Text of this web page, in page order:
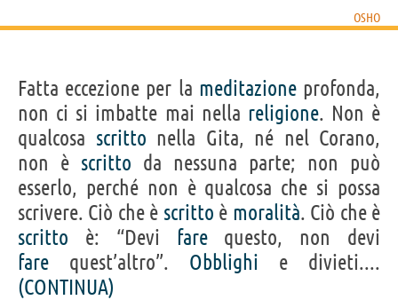
OSHO
Fatta eccezione per la meditazioneprofonda,
non ci si imbatte mai nella religione. Non è
qualcosa scritto nella Gita, né nel Corano,
non è scritto da nessuna parte; non può
esserlo, perché non è qualcosa che si possa
scrivere. Ciò che è scritto è moralità. Ciò che è
scritto è: “Devi farequesto, non devi
fare quest’altro”. Obblighi e divieti....
(CONTINUA)